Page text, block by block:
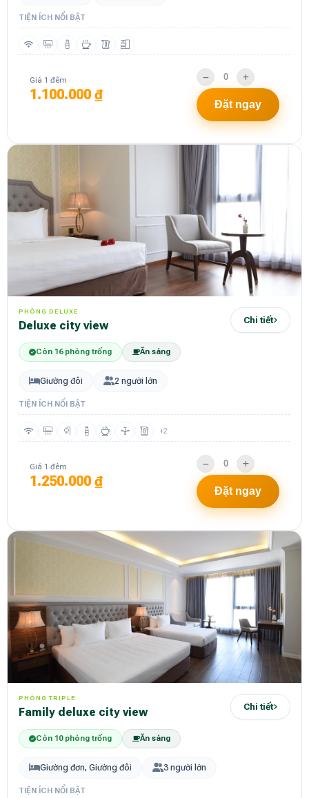
TIỆN ÍCH NỔI BẬT
Giá 1 đêm
1.100.000 ₫
Đặt ngay
PHÒNG DELUXE
deluxe city view Chi tiết
Còn 16 phòng trống Ăn sáng
Giường đôi 2 người lớn
TIỆN ÍCH NỔI BẬT
+2
Giá 1 đêm
1.250.000 ₫
Đặt ngay
PHÒNG TRIPLE
family deluxe city view Chi tiết
Còn 10 phòng trống Ăn sáng
Giường đơn, Giường đôi 3 người lớn
TIỆN ÍCH NỔI BẬT